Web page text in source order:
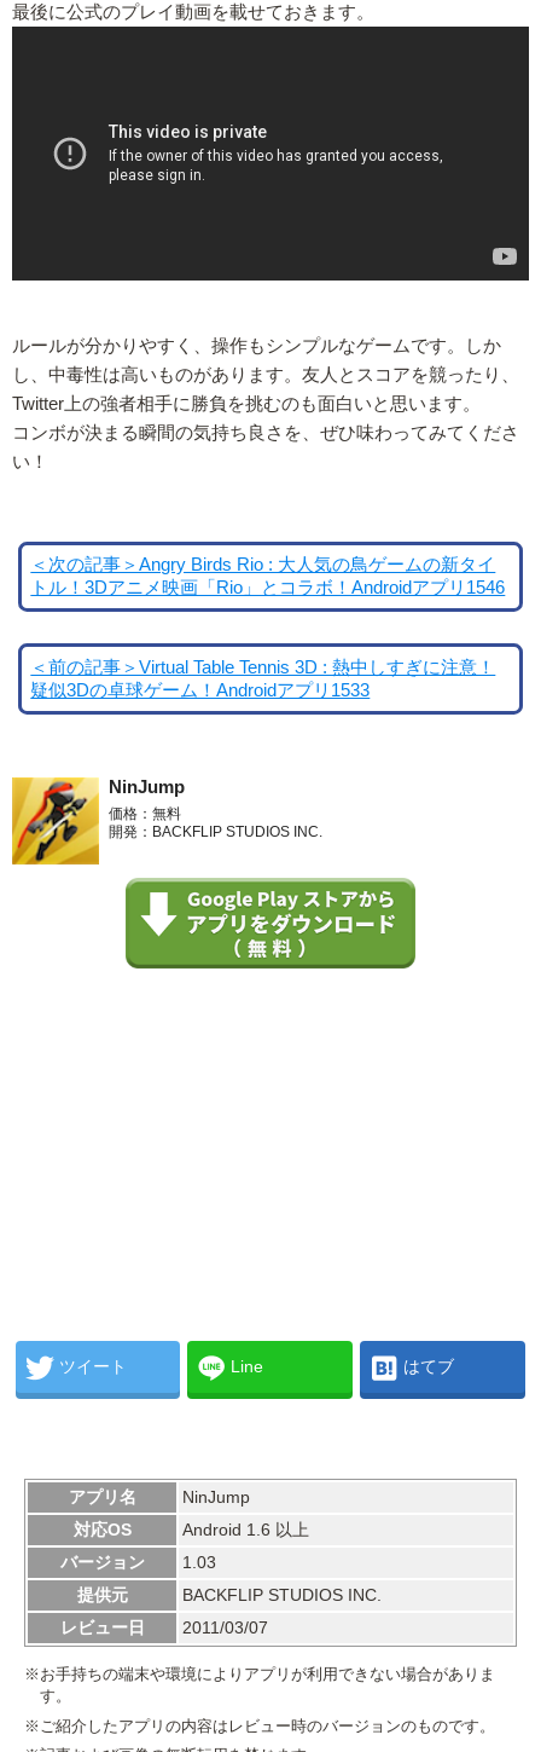
最後に公式のプレイ動画を載せておきます。
ルールが分かりやすく、操作もシンプルなゲームです。しか
し、中毒性は高いものがあります。友人とスコアを競ったり、
Twitter上の強者相手に勝負を挑むのも面白いと思います。
コンボが決まる瞬間の気持ち良さを、ぜひ味わってみてくださ
い！
＜次の記事＞Angry Birds Rio : 大人気の鳥ゲームの新タイ
トル！3Dアニメ映画「Rio」とコラボ！Androidアプリ1546
＜前の記事＞Virtual Table Tennis 3D : 熱中しすぎに注意！
疑似3Dの卓球ゲーム！Androidアプリ1533
NinJump
価格：無料
開発：BACKFLIP STUDIOS INC.
ツイート Line はてブ
アプリ名
NinJump
対応OS
Android 1.6 以上
バージョン
1.03
提供元
BACKFLIP STUDIOS INC.
レビュー日
2011/03/07
※お手持ちの端末や環境によりアプリが利用できない場合がありま
す。
※ご紹介したアプリの内容はレビュー時のバージョンのものです。